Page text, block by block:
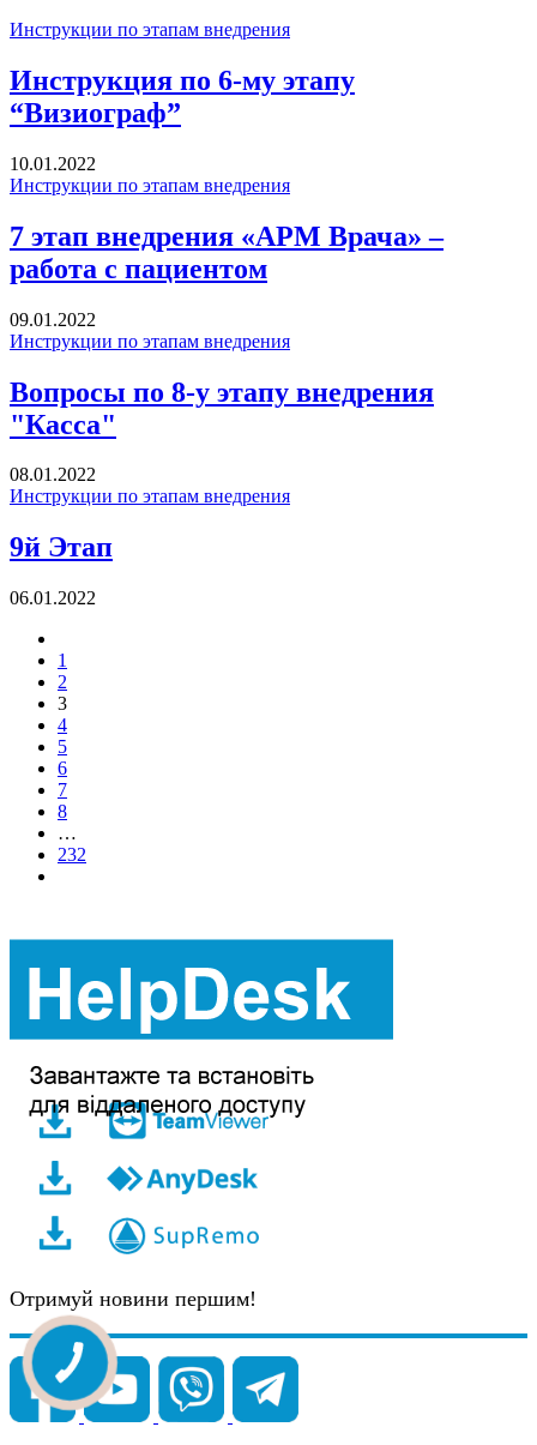
Инструкции по этапам внедрения
Инструкция по 6-му этапу
“Визиограф”
10.01.2022
Инструкции по этапам внедрения
7 этап внедрения «АРМ Врача» –
работа с пациентом
09.01.2022
Инструкции по этапам внедрения
Вопросы по 8-у этапу внедрения
"Касса"
08.01.2022
Инструкции по этапам внедрения
9й Этап
06.01.2022
1
2
3
4
5
6
7
8
…
232
Отримуй новини першим!
КНОПКА
ЗВ'ЯЗКУ